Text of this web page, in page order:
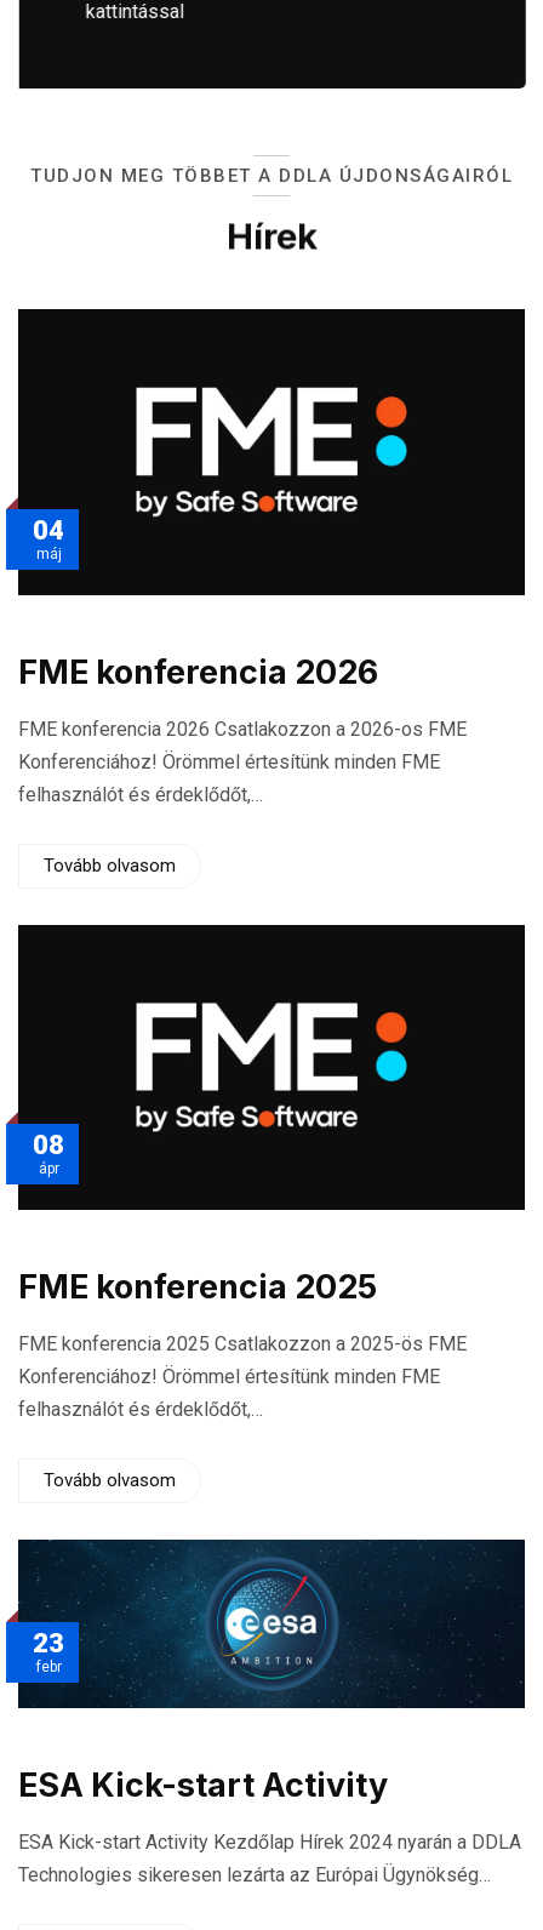
kattintással
TUDJON MEG TÖBBET A DDLA ÚJDONSÁGAIRÓL
Hírek
04
máj
FME konferencia 2026
FME konferencia 2026 Csatlakozzon a 2026-os FME
Konferenciához! Örömmel értesítünk minden FME
felhasználót és érdeklődőt,…
Tovább olvasom
08
ápr
FME konferencia 2025
FME konferencia 2025 Csatlakozzon a 2025-ös FME
Konferenciához! Örömmel értesítünk minden FME
felhasználót és érdeklődőt,…
Tovább olvasom
23
febr
ESA Kick-start Activity
ESA Kick-start Activity Kezdőlap Hírek 2024 nyarán a DDLA
Technologies sikeresen lezárta az Európai Ügynökség…